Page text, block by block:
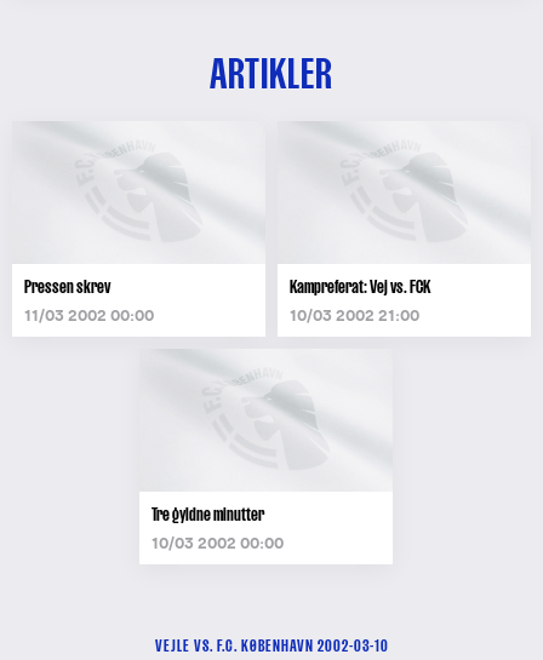
ARTIKLER
Pressen skrev
11/03 2002 00:00
Kampreferat: Vej vs. FCK
10/03 2002 21:00
Tre gyldne minutter
10/03 2002 00:00
VEJLE VS. F.C. KØBENHAVN 2002-03-10